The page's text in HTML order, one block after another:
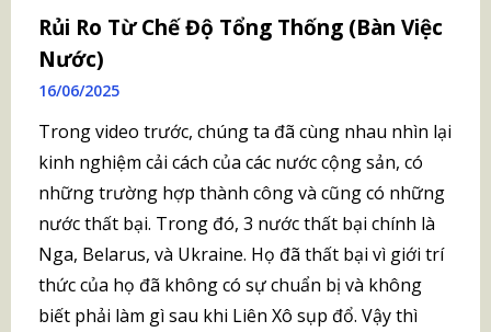
Rủi Ro Từ Chế Độ Tổng Thống (Bàn Việc
Nước)
16/06/2025
Trong video trước, chúng ta đã cùng nhau nhìn lại
kinh nghiệm cải cách của các nước cộng sản, có
những trường hợp thành công và cũng có những
nước thất bại. Trong đó, 3 nước thất bại chính là
Nga, Belarus, và Ukraine. Họ đã thất bại vì giới trí
thức của họ đã không có sự chuẩn bị và không
biết phải làm gì sau khi Liên Xô sụp đổ. Vậy thì